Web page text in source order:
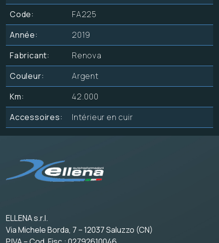
Code:
FA225
Année:
2019
Fabricant:
Renova
Couleur:
Argent
Km:
42.000
Accessoires:
Intérieur en cuir
ELLENA s.r.l.
Via Michele Borda, 7 – 12037 Saluzzo (CN)